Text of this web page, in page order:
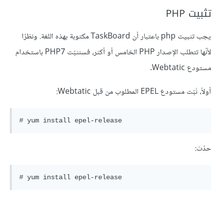
تثبيت PHP
يجب تثبيت php باعتبار أن TaskBoard مكتوبة بهذه اللغة. ونظرًا
لأنّها تتطلب الإصدار PHP الخامس أو أكثر، فسنثبّت PHP7 باستخدام
مستودع Webtatic.
أولاً، ثَبّت مستودع EPEL المطلوب من قبل Webtatic:
# yum install epel-release
حدّث:
# yum install epel-release